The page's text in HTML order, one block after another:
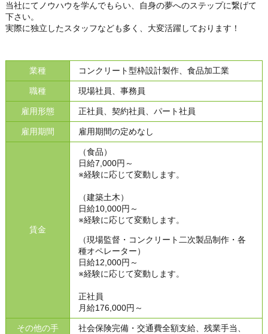
当社にてノウハウを学んでもらい、自身の夢へのステップに繋げて
下さい。
実際に独立したスタッフなども多く、大変活躍しております！
業種 コンクリート型枠設計製作、食品加工業
職種 現場社員、事務員
雇用形態 正社員、契約社員、パート社員
雇用期間 雇用期間の定めなし
賃金
（食品）
日給7,000円～
※経験に応じて変動します。
（建築土木）
日給10,000円～
※経験に応じて変動します。
（現場監督・コンクリート二次製品制作・各
種オペレーター）
日給12,000円～
※経験に応じて変動します。
正社員
月給176,000円～
その他の手
社会保険完備・交通費全額支給、残業手当、